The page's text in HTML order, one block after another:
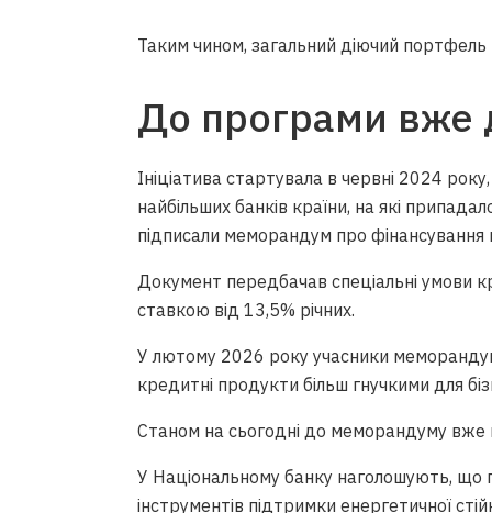
Таким чином, загальний діючий
До програми вже
Ініціатива стартувала в червні 2024
найбільших банків країни, на які
підписали меморандум про фінансування
Документ передбачав спеціальні умови
ставкою від 13,5% річних.
У лютому 2026 року учасники
кредитні продукти більш гнучкими для
Станом на сьогодні до меморандуму вже
У Національному банку наголошують, що
інструментів підтримки енергетичної